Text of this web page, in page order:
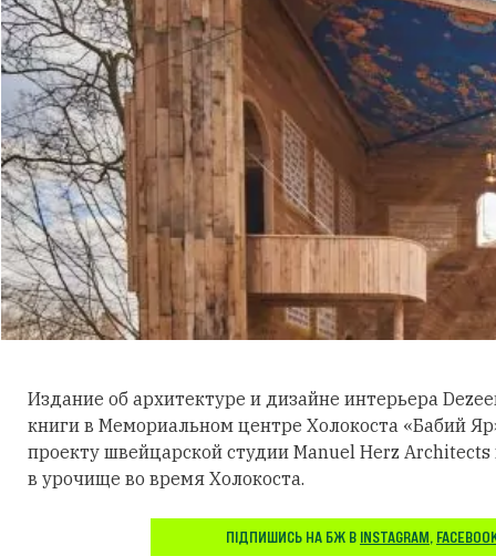
Издание об архитектуре и дизайне интерьера
книги в Мемориальном центре Холокоста «Бабий
проекту швейцарской студии Manuel Herz
в урочище во время Холокоста.
ПІДПИШИСЬ НА БЖ В INSTAGRAM,